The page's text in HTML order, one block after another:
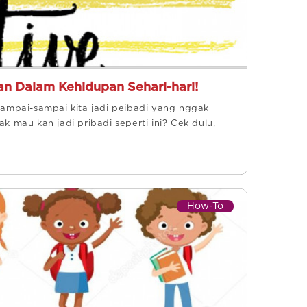
Dalam Kehidupan Sehari-hari!
sampai kita jadi peibadi yang nggak
mau kan jadi pribadi seperti ini? Cek dulu,
How-To